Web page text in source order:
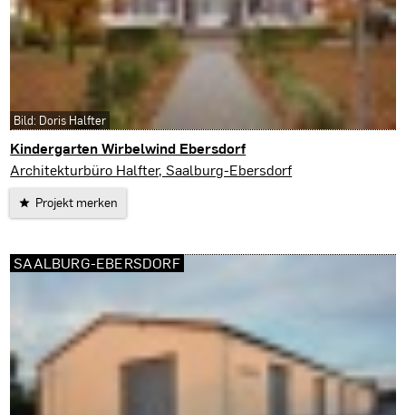
Kindergarten Wirbelwind Ebersdorf
Saalburg-Ebersdorf
Architekturbüro Halfter, Saalburg-Ebersdorf
Projekt merken
Bild: Doris Halfter
SAALBURG-EBERSDORF